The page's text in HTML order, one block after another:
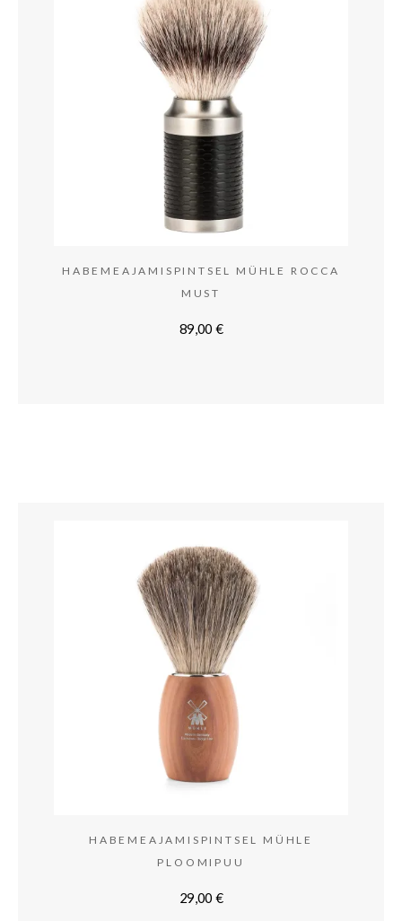
HABEMEAJAMISPINTSEL MÜHLE ROCCA
MUST
89,00 €
HABEMEAJAMISPINTSEL MÜHLE
PLOOMIPUU
29,00 €